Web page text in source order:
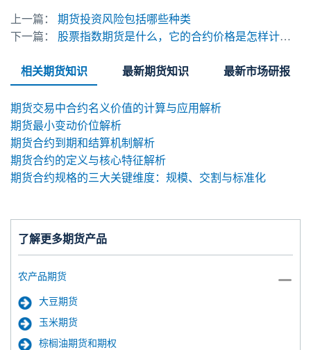
了解更多期货产品
农产品期货
大豆期货
玉米期货
棕榈油期货和期权
上一篇：
期货投资风险包括哪些种类
下一篇：
股票指数期货是什么，它的合约价格是怎样计算的
相关期货知识 最新期货知识 最新市场研报
期货交易中合约名义价值的计算与应用解析
期货最小变动价位解析
期货合约到期和结算机制解析
期货合约的定义与核心特征解析
期货合约规格的三大关键维度：规模、交割与标准化